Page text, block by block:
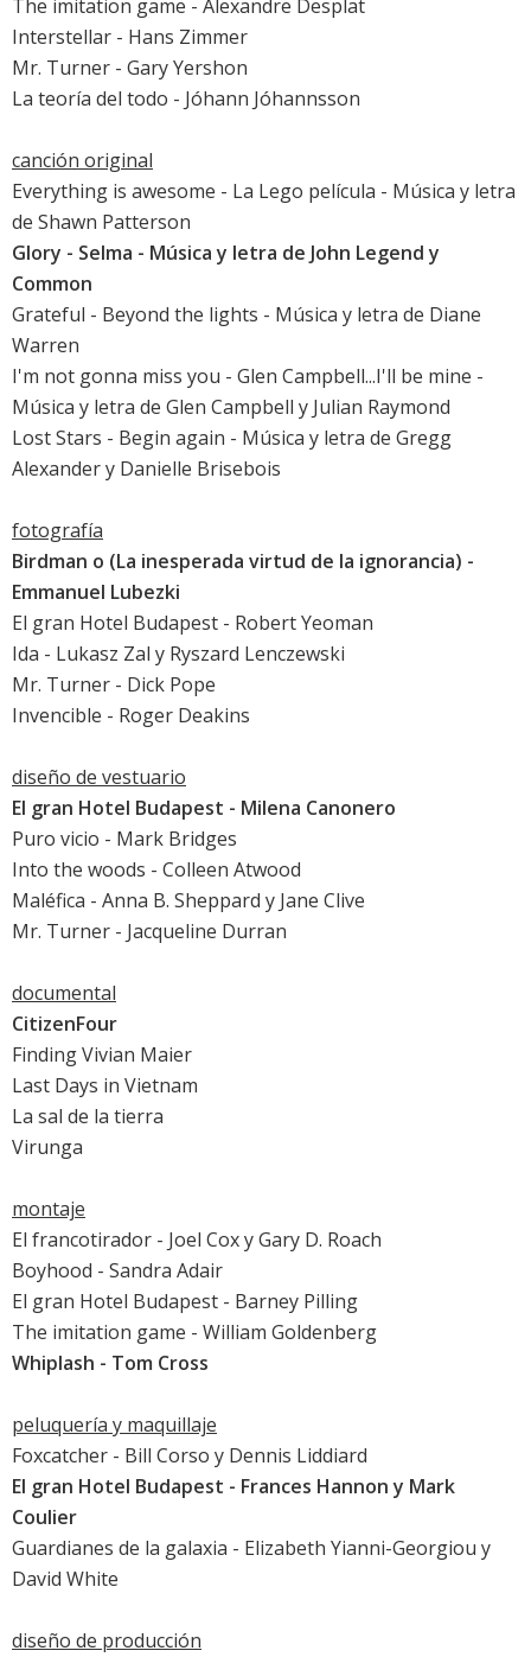
The imitation game - Alexandre Desplat
Interstellar - Hans Zimmer
Mr. Turner - Gary Yershon
La teoría del todo - Jóhann Jóhannsson
canción original
Everything is awesome - La Lego película - Música y letra
de Shawn Patterson
Glory - Selma - Música y letra de John Legendy
Common
Grateful - Beyond the lights - Música y letra de Diane
Warren
I'm not gonna miss you - Glen Campbell...I'll be mine -
Música y letra de Glen Campbell y Julian Raymond
Lost Stars - Begin again - Música y letra de Gregg
Alexander y Danielle Brisebois
fotografía
Birdman o (La inesperada virtud de la ignorancia) -
Emmanuel Lubezki
El gran Hotel Budapest - Robert Yeoman
Ida - Lukasz Zal y Ryszard Lenczewski
Mr. Turner - Dick Pope
Invencible - Roger Deakins
diseño de vestuario
El gran Hotel Budapest - Milena Canonero
Puro vicio - Mark Bridges
Into the woods - Colleen Atwood
Maléfica - Anna B. Sheppard y Jane Clive
Mr. Turner - Jacqueline Durran
documental
CitizenFour
Finding Vivian Maier
Last Days in Vietnam
La sal de la tierra
Virunga
montaje
El francotirador - Joel Cox y Gary D. Roach
Boyhood - Sandra Adair
El gran Hotel Budapest - Barney Pilling
The imitation game - William Goldenberg
Whiplash - Tom Cross
peluquería y maquillaje
Foxcatcher - Bill Corso y Dennis Liddiard
El gran Hotel Budapest - Frances Hannon y Mark
Coulier
Guardianes de la galaxia - Elizabeth Yianni-Georgiou y
David White
diseño de producción